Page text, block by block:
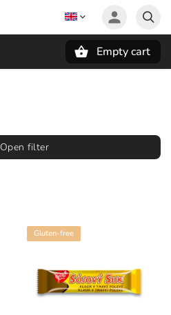
Empty cart
Open filter
Gluten-free